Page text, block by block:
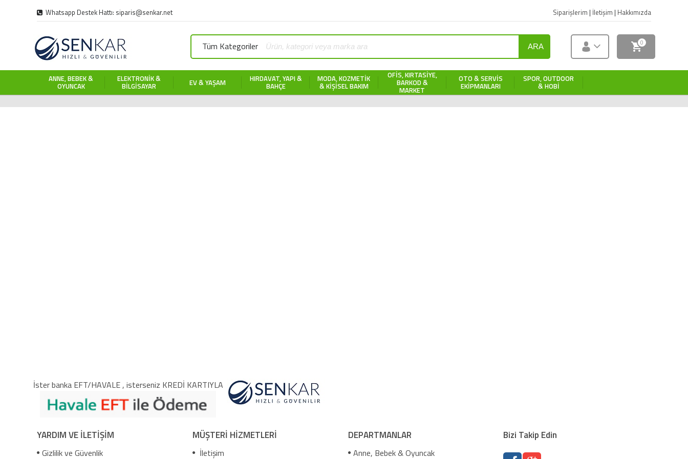
Whatsapp Destek Hattı: siparis@senkar.net Siparişlerim | İletişim | Hakkımızda
Tüm Kategoriler ARA 0
ANNE, BEBEK &
OYUNCAK
ELEKTRONIK &
BILGISAYAR EV & YAŞAM HIRDAVAT, YAPI &
BAHÇE
MODA, KOZMETIK
& KIŞISEL BAKIM
OFIS, KIRTASIYE,
BARKOD &
MARKET
OTO & SERVIS
EKIPMANLARI
SPOR, OUTDOOR
& HOBI
İster banka EFT/HAVALE , isterseniz KREDİ KARTIYLA
YARDIM VE İLETİŞİM
Gizlilik ve Güvenlik
MÜŞTERİ HİZMETLERİ
İletişim
DEPARTMANLAR
Anne, Bebek & Oyuncak
Bizi Takip Edin